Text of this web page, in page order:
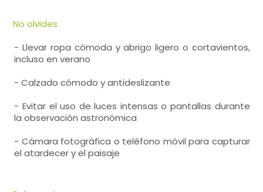
No olvides
- Llevar ropa cómoda y abrigo ligero o cortavientos,
incluso en verano
- Calzado cómodo y antideslizante
- Evitar el uso de luces intensas o pantallas durante
la observación astronómica
- Cámara fotográfica o teléfono móvil para capturar
el atardecer y el paisaje